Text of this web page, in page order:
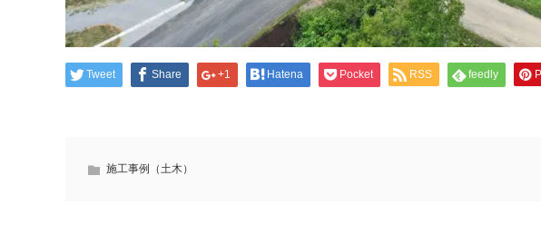
Tweet Share +1 Hatena Pocket RSS feedly
施工事例（土木）